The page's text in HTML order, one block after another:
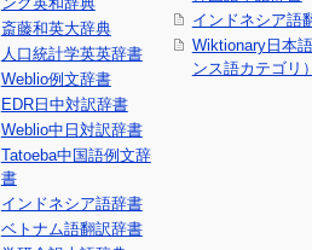
斎藤和英大辞典
人口統計学英英辞書
Weblio例文辞書
EDR日中対訳辞書
Weblio中日対訳辞書
Tatoeba中国語例文辞
書
インドネシア語辞書
ベトナム語翻訳辞書
インドネシア語
Wiktionary日本
ンス語カテゴリ